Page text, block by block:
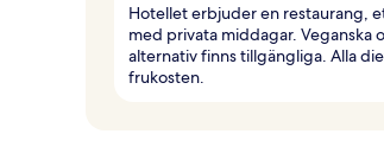
Hotellet erbjuder en restaurang,
med privata middagar. Veganska
alternativ finns tillgängliga. Alla
frukosten.